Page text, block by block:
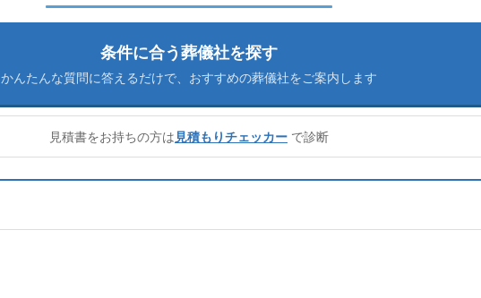
条件に合う葬儀社を探す
かんたんな質問に答えるだけで、 おすすめの葬儀社をご案内します
見積書をお持ちの方は 見積もりチェッカー で診断